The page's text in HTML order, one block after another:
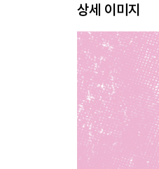
행복이란 무엇일까
그동안,
그때는 할 수 없
2부 너무 참기만
좋은 연애를 위하
타인을 내 마음
상세 이미지